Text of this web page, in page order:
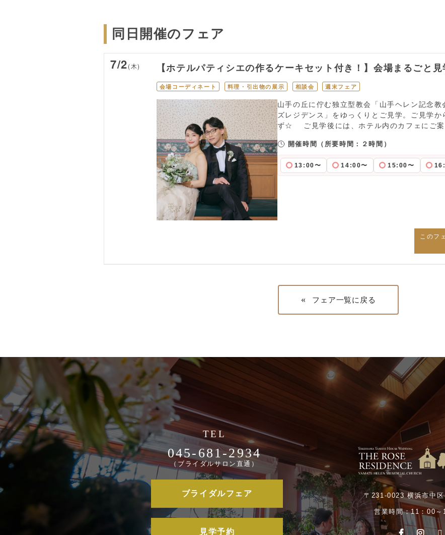
同日開催のフェア
7/2(木) 【ホテルパティシエの作るケーキセット付き！】会場まるごと
会場コーディネート 料理・引出物の展示 相談会 週末フェア
山手の丘に佇む独立型教会「山手ヘレン記念
ズレジデンス」をゆっくりとご見学。ご見学
ず☆ ご見学後には、ホテル内のカフェにご案
開催時間 （所要時間：２時間）
13:00〜 14:00〜 15:00〜
このフ
« フェア一覧に戻る
045-681-2934
（ブライダルサロン直通）
ブライダルフェア
見学予約
〒231-0023 横浜市中
営業時間：11：00～